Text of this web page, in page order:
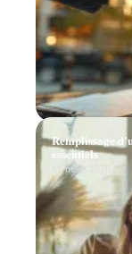
Remplissage
essentiels
11 mars 2026